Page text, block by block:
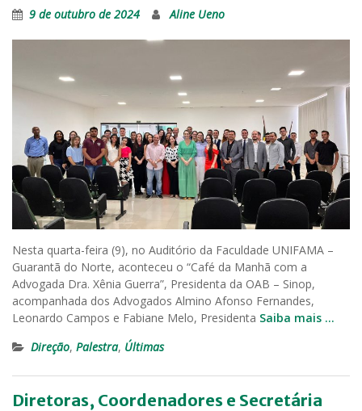
9 de outubro de 2024 Aline Ueno
Nesta quarta-feira (9), no Auditório da Faculdade UNIFAMA –
Guarantã do Norte, aconteceu o “Café da Manhã com a
Advogada Dra. Xênia Guerra”, Presidenta da OAB – Sinop,
acompanhada dos Advogados Almino Afonso Fernandes,
Leonardo Campos e Fabiane Melo, Presidenta Saiba mais …
Direção, Palestra, Últimas
Diretoras, Coordenadores e Secretária